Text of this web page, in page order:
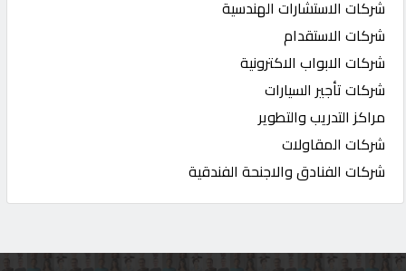
شركات الاستشارات الهندسية
شركات الاستقدام
شركات الابواب الاكترونية
شركات تأجير السيارات
مراكز التدريب والتطوير
شركات المقاولات
شركات الفنادق والاجنحة الفندقية